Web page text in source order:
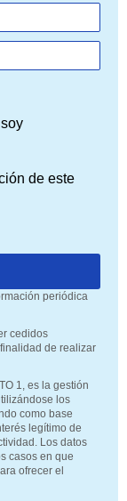
de este
periódica
cedidos
de realizar
1, es la gestión
los
como base
legítimo de
Los datos
casos en que
ofrecer el